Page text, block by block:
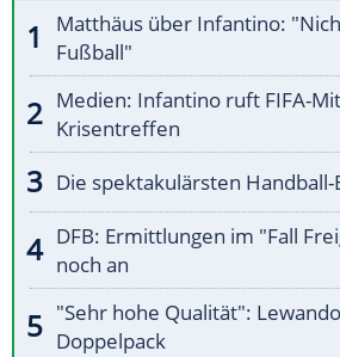
Matthäus über Infantino:
Fußball"
Medien: Infantino ruft FIFA-
Krisentreffen
Die spektakulärsten
DFB: Ermittlungen im "Fall
noch an
"Sehr hohe Qualität":
Doppelpack